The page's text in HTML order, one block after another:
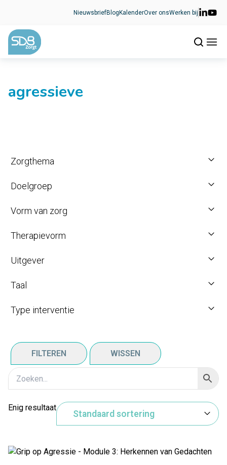
NieuwsbriefBlog KalenderOver onsWerken bij
agressieve
Zorgthema
Doelgroep
Vorm van zorg
Therapievorm
Uitgever
Taal
Type interventie
FILTEREN WISSEN
Enig resultaat